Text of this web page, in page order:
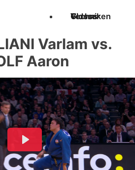
Techniken
Videos
Glossar
Varlam vs.
Aaron